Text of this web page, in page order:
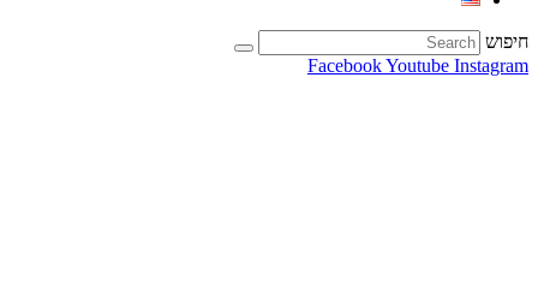
חיפוש
FacebookYoutube Instagram